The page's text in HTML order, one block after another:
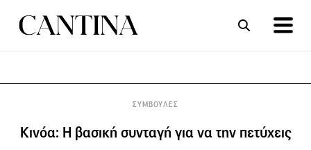
ΣΥΜΒΟΥΛΕΣ
Κινόα: Η βασική συνταγή για να την πετύχεις